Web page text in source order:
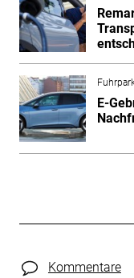
E-
Kommentare